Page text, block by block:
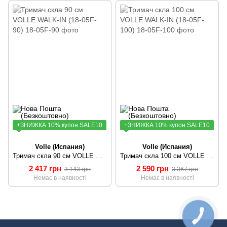
+ЗНИЖКА 10% купон SALE10
Volle (Иcпания)
Тримач скла 90 см VOLLE WALK-IN (18-05F-90)
2 417 грн 3 143 грн
Немає в наявності
+ЗНИЖКА 10% купон SALE10
Volle (Иcпания)
Тримач скла 100 см VOLLE WALK-IN (18-05F-100)
2 590 грн 3 367 грн
Немає в наявності